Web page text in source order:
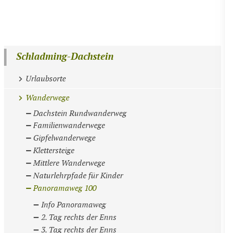
Schladming-Dachstein
Urlaubsorte
Wanderwege
Dachstein Rundwanderweg
Familienwanderwege
Gipfelwanderwege
Klettersteige
Mittlere Wanderwege
Naturlehrpfade für Kinder
Panoramaweg 100
Info Panoramaweg
2. Tag rechts der Enns
3. Tag rechts der Enns